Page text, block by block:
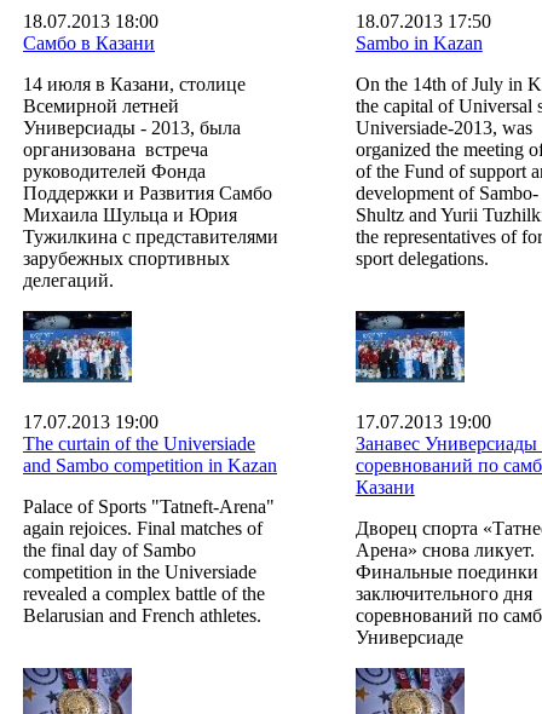
18.07.2013 18:00
Самбо в Казани
14 июля в Казани, столице
Всемирной летней
Универсиады - 2013, была
организована встреча
руководителей Фонда
Поддержки и Развития Самбо
Михаила Шульца и Юрия
Тужилкина с представителями
зарубежных спортивных
делегаций.
18.07.2013 17:50
Sambo in Kazan
On the 14th of July in
the capital of Universal
Universiade-2013, was
organized the meeting
of the Fund of support
development of
Shultz and Yurii
the representatives of
sport delegations.
17.07.2013 19:00
The curtain of the Universiade
and Sambo competition in Kazan
Palace of Sports "Tatneft-Arena"
again rejoices. Final matches of
the final day of Sambo
competition in the Universiade
revealed a complex battle of the
Belarusian and French athletes.
17.07.2013 19:00
Занавес Универсиады
соревнований по
Казани
Дворец спорта
Арена» снова ликует.
Финальные поединки
заключительного дня
соревнований по
Универсиаде